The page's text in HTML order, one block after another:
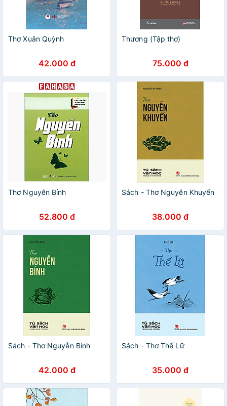
Thơ Xuân Quỳnh
42.000 đ
Thương (Tập thơ)
75.000 đ
Thơ Nguyễn Bính
52.800 đ
Sách - Thơ Nguyễn Khuyến
38.000 đ
Sách - Thơ Nguyễn Bính
42.000 đ
Sách - Thơ Thế Lữ
35.000 đ